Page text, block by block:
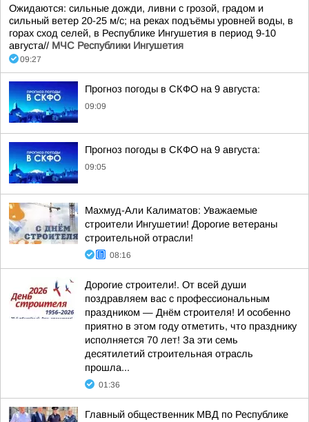
Ожидаются: сильные дожди, ливни с грозой, градом и
сильный ветер 20-25 м/с; на реках подъёмы уровней воды, в
горах сход селей, в Республике Ингушетия в период 9-10
августа// МЧС Республики Ингушетия
09:27
Прогноз погоды в СКФО на 9 августа:
09:09
Прогноз погоды в СКФО на 9 августа:
09:05
Махмуд-Али Калиматов: Уважаемые
строители Ингушетии! Дорогие ветераны
строительной отрасли!
08:16
Дорогие строители!. От всей души
поздравляем вас с профессиональным
праздником — Днём строителя! И особенно
приятно в этом году отметить, что празднику
исполняется 70 лет! За эти семь
десятилетий строительная отрасль
прошла...
01:36
Главный общественник МВД по Республике